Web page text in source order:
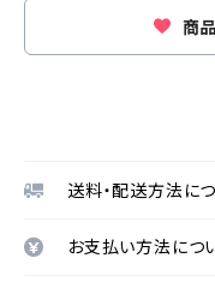
商
送料・配送方法に
お支払い方法につ